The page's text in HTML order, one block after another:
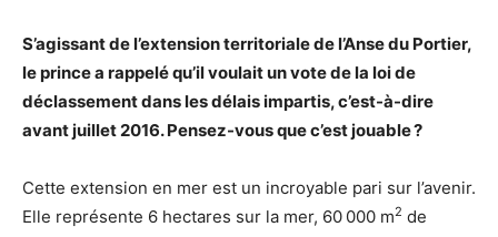
S’agissant de l’extension territoriale de l’Anse du Portier,
le prince a rappelé qu’il voulait un vote de la loi de
déclassement dans les délais impartis, c’est-à-dire
avant juillet 2016. Pensez-vous que c’est jouable ?
Cette extension en mer est un incroyable pari sur l’avenir.
Elle représente 6 hectares sur la mer, 60 000 m2 de